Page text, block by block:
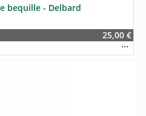
bequille - Delbard
25,00 €